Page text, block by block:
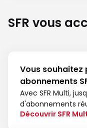
SFR vous
Vous souhaitez
abonnements
Avec SFR Multi,
d'abonnements
Découvrir SFR